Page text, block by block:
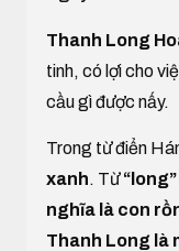
Thanh Long
tinh, có lợi cho
cầu gì được nấy.
Trong từ điển
xanh. Từ
nghĩa là con
Thanh Long là